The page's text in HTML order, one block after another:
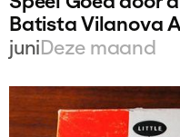
Batista Vilanova
juniDeze maand